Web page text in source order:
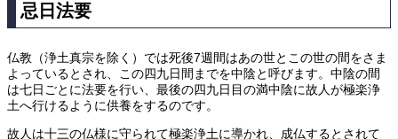
忌日法要
仏教（浄土真宗を除く）では死後7週間はあの世とこの世の間をさま
よっているとされ、この四九日間までを中陰と呼びます。中陰の間
は七日ごとに法要を行い、最後の四九日目の満中陰に故人が極楽浄
土へ行けるように供養をするのです。
故人は十三の仏様に守られて極楽浄土に導かれ、成仏するとされて